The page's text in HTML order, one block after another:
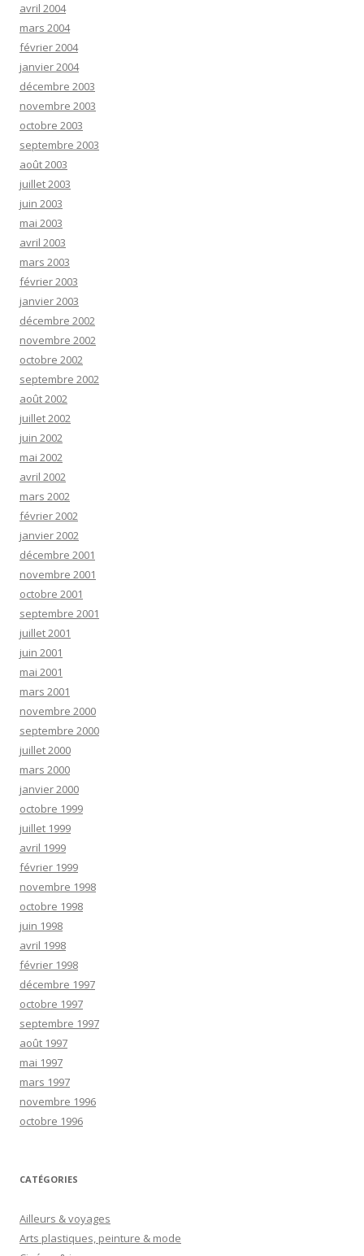
avril 2004
mars 2004
février 2004
janvier 2004
décembre 2003
novembre 2003
octobre 2003
septembre 2003
août 2003
juillet 2003
juin 2003
mai 2003
avril 2003
mars 2003
février 2003
janvier 2003
décembre 2002
novembre 2002
octobre 2002
septembre 2002
août 2002
juillet 2002
juin 2002
mai 2002
avril 2002
mars 2002
février 2002
janvier 2002
décembre 2001
novembre 2001
octobre 2001
septembre 2001
juillet 2001
juin 2001
mai 2001
mars 2001
novembre 2000
septembre 2000
juillet 2000
mars 2000
janvier 2000
octobre 1999
juillet 1999
avril 1999
février 1999
novembre 1998
octobre 1998
juin 1998
avril 1998
février 1998
décembre 1997
octobre 1997
septembre 1997
août 1997
mai 1997
mars 1997
novembre 1996
octobre 1996
CATÉGORIES
Ailleurs & voyages
Arts plastiques, peinture & mode